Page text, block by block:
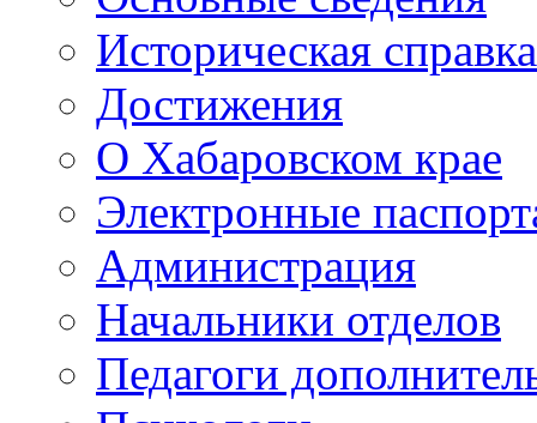
Историческая справка
Достижения
О Хабаровском крае
Электронные
Администрация
Начальники отделов
Педагоги